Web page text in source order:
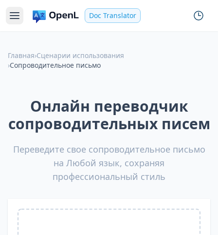
Doc Translator
Главная›Сценарии использования
›Сопроводительное письмо
Онлайн переводчик
сопроводительных писем
Переведите свое сопроводительное письмо
на Любой язык, сохраняя
профессиональный стиль